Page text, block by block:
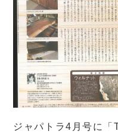
ジャパトラ4月号に「